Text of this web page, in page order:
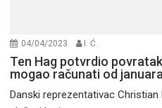
04/04/2023 I. Ć.
Ten Hag potvrdio
mogao računati od januara
Danski reprezentativac Christian